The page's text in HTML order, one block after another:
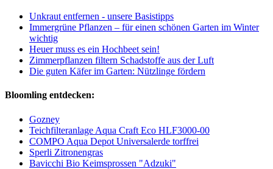
Unkraut entfernen - unsere Basistipps
Immergrüne Pflanzen – für einen schönen Garten im Winter
wichtig
Heuer muss es ein Hochbeet sein!
Zimmerpflanzen filtern Schadstoffe aus der Luft
Die guten Käfer im Garten: Nützlinge fördern
Bloomling entdecken:
Gozney
Teichfilteranlage Aqua Craft Eco HLF3000-00
COMPO Aqua Depot Universalerde torffrei
Sperli Zitronengras
Bavicchi Bio Keimsprossen "Adzuki"